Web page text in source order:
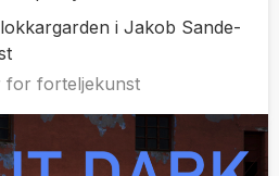
i Jakob Sande-
for forteljekunst